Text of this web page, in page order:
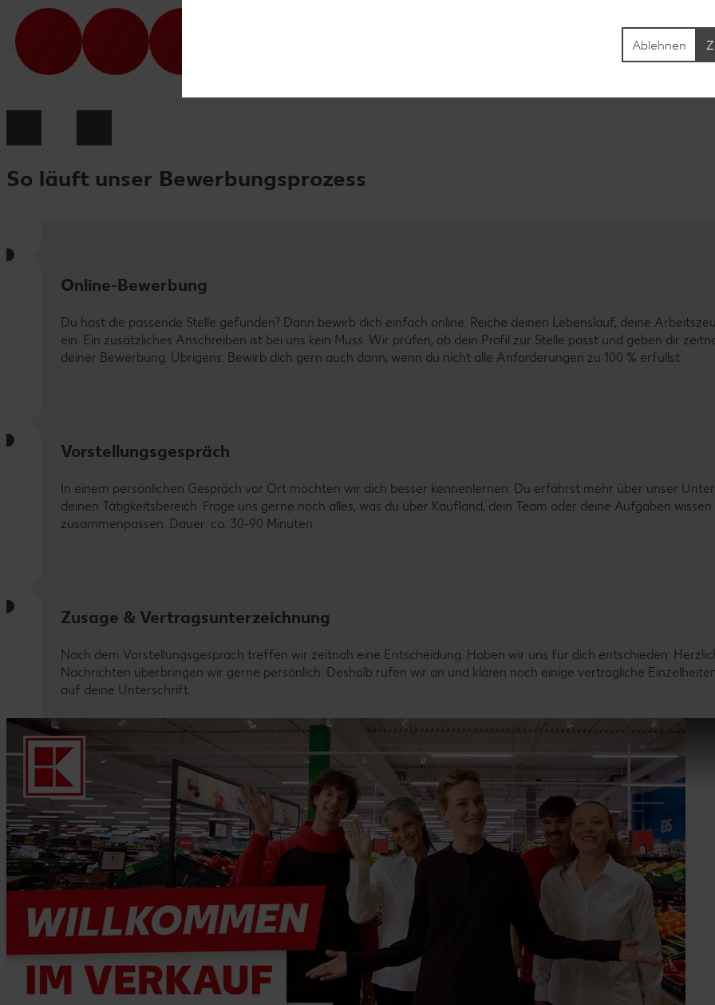
So läuft unser Bewerbungsprozess
Online-Bewerbung
Du hast die passende Stelle gefunden? Dann bewirb dich einfach online. Reiche deinen Lebenslauf, deine
ein. Ein zusätzliches Anschreiben ist bei uns kein Muss. Wir prüfen, ob dein Profil zur Stelle passt und geben dir
deiner Bewerbung. Übrigens: Bewirb dich gern auch dann, wenn du nicht alle Anforderungen zu 100 % erfüllst.
Vorstellungsgespräch
In einem persönlichen Gespräch vor Ort möchten wir dich besser kennenlernen. Du erfährst mehr über unser
deinen Tätigkeitsbereich. Frage uns gerne noch alles, was du über Kaufland, dein Team oder deine Aufgaben
zusammenpassen. Dauer: ca. 30-90 Minuten
Zusage & Vertragsunterzeichnung
Nach dem Vorstellungsgespräch treffen wir zeitnah eine Entscheidung. Haben wir uns für dich entschieden:
Nachrichten überbringen wir gerne persönlich. Deshalb rufen wir an und klären noch einige vertragliche
auf deine Unterschrift.
Ablehnen